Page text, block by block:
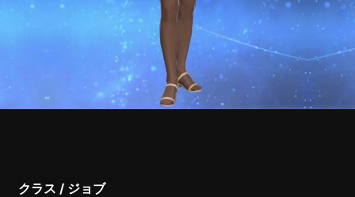
クラス / ジョブ